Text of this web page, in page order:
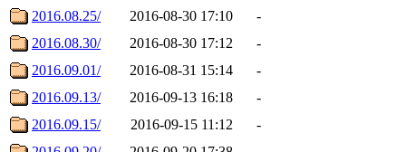
2016.08.25/
2016-08-30 17:10
-
2016.08.30/
2016-08-30 17:12
-
2016.09.01/
2016-08-31 15:14
-
2016.09.13/
2016-09-13 16:18
-
2016.09.15/
2016-09-15 11:12
-